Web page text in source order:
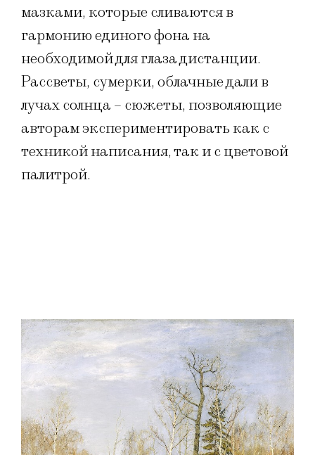
мазками, которые сливаются в
гармонию единого фона на
необходимой для глаза дистанции.
Рассветы, сумерки, облачные дали в
лучах солнца – сюжеты, позволяющие
авторам экспериментировать как с
техникой написания, так и с цветовой
палитрой.